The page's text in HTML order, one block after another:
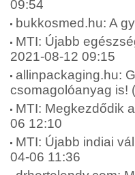
09:54
bukkosmed.hu: A
MTI: Újabb
2021-08-12 09:15
allinpackaging.hu:
csomagolóanyag is!
MTI: Megkezdődik
06 12:10
MTI: Újabb indiai
04-06 11:36